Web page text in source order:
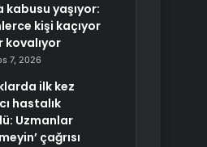
kabusu yaşıyor:
kişi kaçıyor
kovalıyor
7, 2026
ilk kez
hastalık
Uzmanlar
çağrısı